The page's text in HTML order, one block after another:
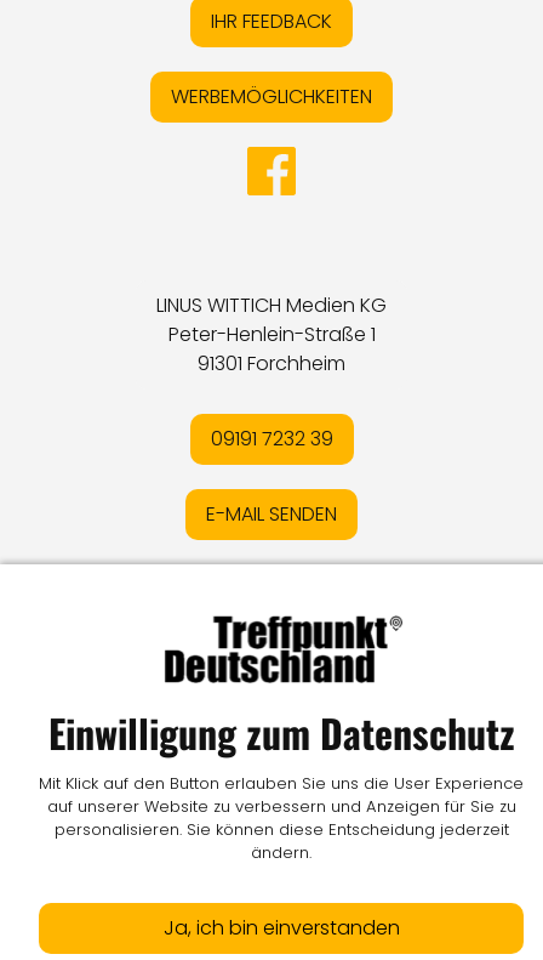
IHR FEEDBACK
WERBEMÖGLICHKEITEN
LINUS WITTICH Medien KG
Peter-Henlein-Straße 1
91301 Forchheim
09191 7232 39
E-MAIL SENDEN
DatenschutzIOnline-Streitschlichtung
MediadatenIKontaktIVertrag widerrufen
© LW Medien GmbH
Einwilligung zum Datenschutz
Mit Klick auf den Button erlauben Sie uns die User Experience
auf unserer Website zu verbessern und Anzeigen für Sie zu
personalisieren. Sie können diese Entscheidung jederzeit
ändern.
Ja, ich bin einverstanden